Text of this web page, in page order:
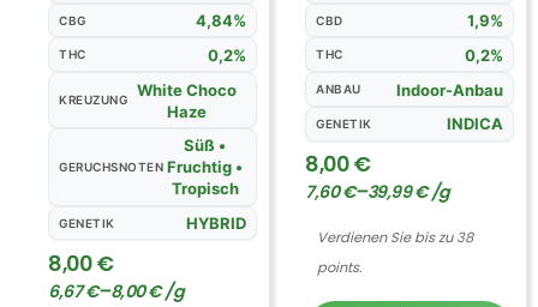
CBG 4,84%
THC 0,2%
KREUZUNG
White Choco
Haze
GERUCHSNOTEN
Süß •
Fruchtig •
Tropisch
GENETIK HYBRID
8,00€
6,67€–8,00€/g
werdenCBD 1,9%
THC 0,2%
ANBAU Indoor-Anbau
GENETIK INDICA
8,00€
7,60€–39,99€ /g
Verdienen Sie bis zu 38
points.